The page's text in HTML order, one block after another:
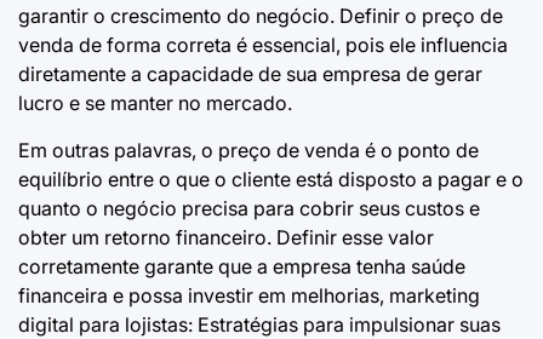
garantir o crescimento do negócio. Definir o preço de
venda de forma correta é essencial, pois ele influencia
diretamente a capacidade de sua empresa de gerar
lucro e se manter no mercado.
Em outras palavras, o preço de venda é o ponto de
equilíbrio entre o que o cliente está disposto a pagar e o
quanto o negócio precisa para cobrir seus custos e
obter um retorno financeiro. Definir esse valor
corretamente garante que a empresa tenha saúde
financeira e possa investir em melhorias, marketing
digital para lojistas: Estratégias para impulsionar suas